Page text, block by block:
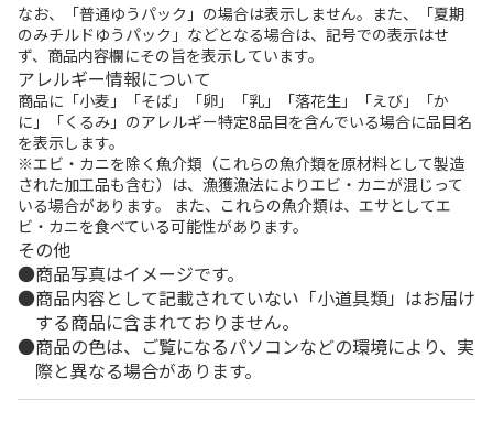
なお、「普通ゆうパック」の場合は表示しません。また、「夏期
のみチルドゆうパック」などとなる場合は、記号での表示はせ
ず、商品内容欄にその旨を表示しています。
アレルギー情報について
商品に「小麦」「そば」「卵」「乳」「落花生」「えび」「か
に」「くるみ」のアレルギー特定8品目を含んでいる場合に品目名
を表示します。
※エビ・カニを除く魚介類（これらの魚介類を原材料として製造
された加工品も含む）は、漁獲漁法によりエビ・カニが混じって
いる場合があります。 また、これらの魚介類は、エサとしてエ
ビ・カニを食べている可能性があります。
その他
商品写真はイメージです。
商品内容として記載されていない「小道具類」はお届け
する商品に含まれておりません。
商品の色は、ご覧になるパソコンなどの環境により、実
際と異なる場合があります。